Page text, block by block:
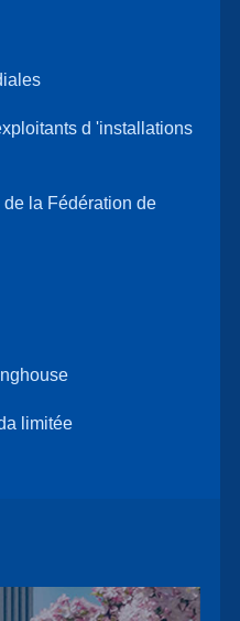
d 'installations
la Fédération de
limitée